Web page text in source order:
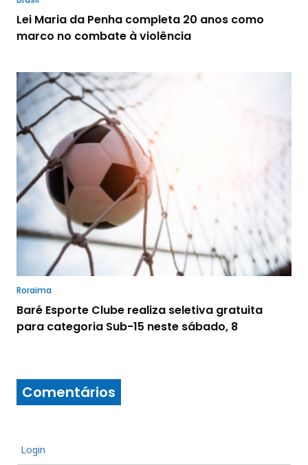
Lei Maria da Penha completa 20 anos como
marco no combate à violência
Roraima
Baré Esporte Clube realiza seletiva gratuita
para categoria Sub-15 neste sábado, 8
Comentários
Login